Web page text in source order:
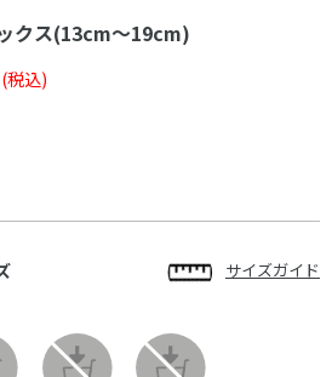
クス(13cm～19cm)
(税込)
サイズガイド